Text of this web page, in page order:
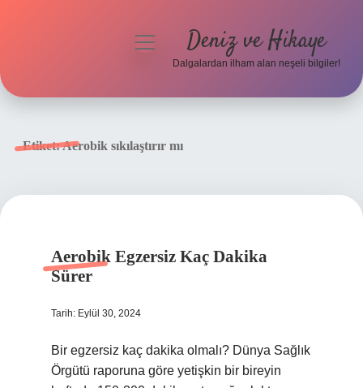
menüyü
Deniz ve Hikaye
Dalgalardan ilham alan neşeli bilgiler!
Etiket:Aerobik sıkılaştırır mı
Aerobik Egzersiz Kaç Dakika
Sürer
Tarih: Eylül 30, 2024
Bir egzersiz kaç dakika olmalı? Dünya Sağlık
Örgütü raporuna göre yetişkin bir bireyin